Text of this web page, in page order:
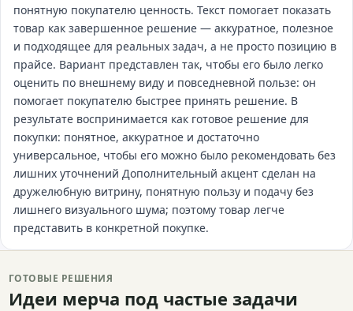
понятную покупателю ценность. Текст помогает показать
товар как завершенное решение — аккуратное, полезное
и подходящее для реальных задач, а не просто позицию в
прайсе. Вариант представлен так, чтобы его было легко
оценить по внешнему виду и повседневной пользе: он
помогает покупателю быстрее принять решение. В
результате воспринимается как готовое решение для
покупки: понятное, аккуратное и достаточно
универсальное, чтобы его можно было рекомендовать без
лишних уточнений Дополнительный акцент сделан на
дружелюбную витрину, понятную пользу и подачу без
лишнего визуального шума; поэтому товар легче
представить в конкретной покупке.
ГОТОВЫЕ РЕШЕНИЯ
Идеи мерча под частые задачи